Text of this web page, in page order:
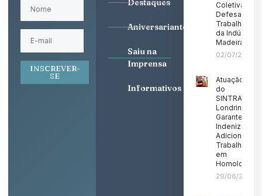
INSCREVER-
SE
Destaques
Aniversariantes
Saiu na
Imprensa
Informativos
Coletivas em
Defesa dos
da Indústria
Madeira
02/07/2026
Atuação
do
SINTRACOM
Londrina
Garante
Indenização
Adicional a
em
29/06/2026